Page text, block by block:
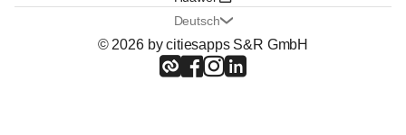
Deutsch
© 2026 by citiesapps S&R GmbH